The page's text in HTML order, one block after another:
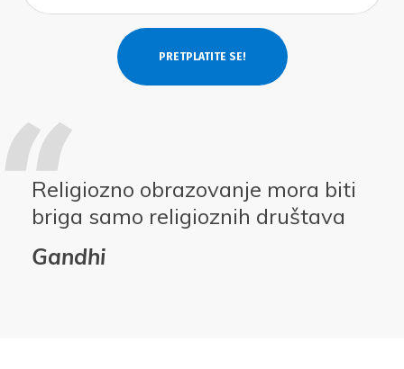
Religiozno obrazovanje mora biti
briga samo religioznih društava
Gandhi